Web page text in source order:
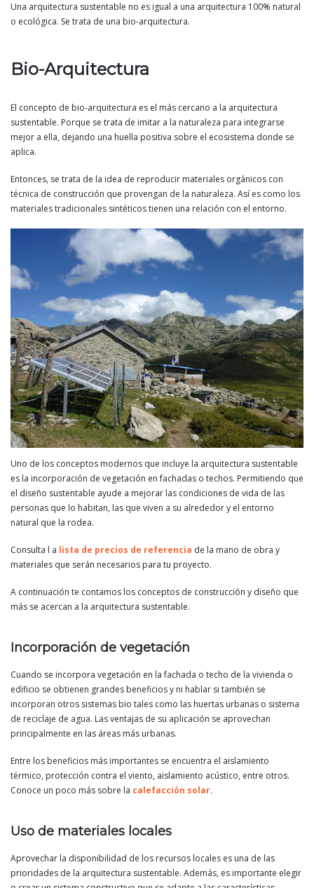
Una arquitectura sustentable no es igual a una arquitectura 100% natural
o ecológica. Se trata de una bio-arquitectura.
Bio-Arquitectura
El concepto de bio-arquitectura es el más cercano a la arquitectura
sustentable. Porque se trata de imitar a la naturaleza para integrarse
mejor a ella, dejando una huella positiva sobre el ecosistema donde se
aplica.
Entonces, se trata de la idea de reproducir materiales orgánicos con
técnica de construcción que provengan de la naturaleza. Así es como los
materiales tradicionales sintéticos tienen una relación con el entorno.
Uno de los conceptos modernos que incluye la arquitectura sustentable
es la incorporación de vegetación en fachadas o techos. Permitiendo que
el diseño sustentable ayude a mejorar las condiciones de vida de las
personas que lo habitan, las que viven a su alrededor y el entorno
natural que la rodea.
Consulta l a lista de precios de referencia de la mano de obra y
materiales que serán necesarios para tu proyecto.
A continuación te contamos los conceptos de construcción y diseño que
más se acercan a la arquitectura sustentable.
Incorporación de vegetación
Cuando se incorpora vegetación en la fachada o techo de la vivienda o
edificio se obtienen grandes beneficios y ni hablar si también se
incorporan otros sistemas bio tales como las huertas urbanas o sistema
de reciclaje de agua. Las ventajas de su aplicación se aprovechan
principalmente en las áreas más urbanas.
Entre los beneficios más importantes se encuentra el aislamiento
térmico, protección contra el viento, aislamiento acústico, entre otros.
Conoce un poco más sobre la calefacción solar.
Uso de materiales locales
Aprovechar la disponibilidad de los recursos locales es una de las
prioridades de la arquitectura sustentable. Además, es importante elegir